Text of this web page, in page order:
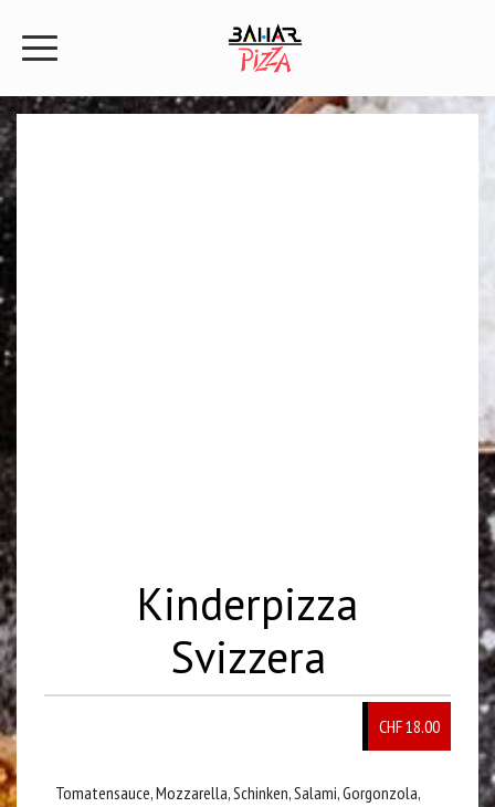
Kinderpizza
Svizzera
CHF 18.00
Tomatensauce, Mozzarella, Schinken, Salami, Gorgonzola,